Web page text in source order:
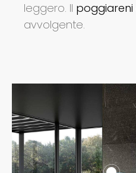
leggero. Il poggiareni
avvolgente.